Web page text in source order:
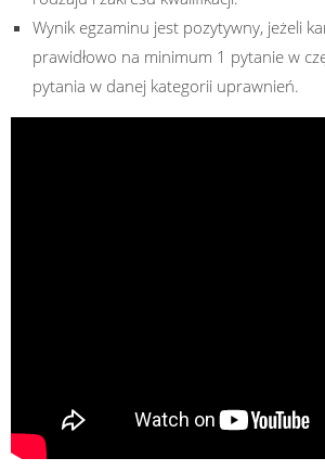
Wynik egzaminu jest pozytywny, jeżeli
prawidłowo na minimum 1 pytanie w
pytania w danej kategorii uprawnień.